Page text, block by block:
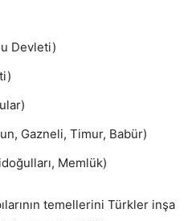
Devleti)
Gazneli, Timur, Babür)
Memlük)
temellerini Türkler inşa